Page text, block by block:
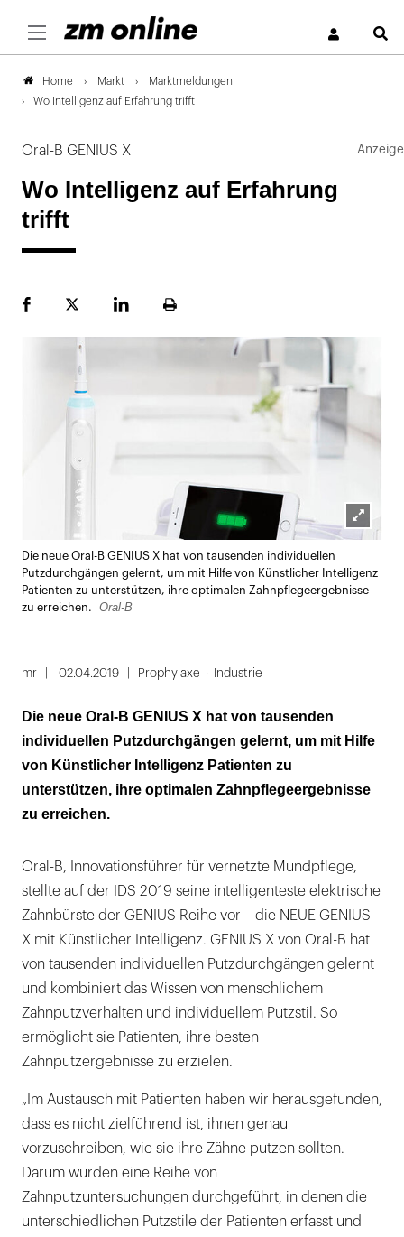
Home Markt
Marktmeldungen
Wo Intelligenz auf Erfahrung trifft
Oral-B GENIUS X
Wo Intelligenz auf Erfahrung
trifft
FacebookPlattformLinekdInSeite
Lightbox
Die neue Oral-B GENIUS X hat von tausenden individuellen
Putzdurchgängen gelernt, um mit Hilfe von Künstlicher Intelligenz
Patienten zu unterstützen, ihre optimalen Zahnpflegeergebnisse
zu erreichen.
Oral-B
mr 02.04.2019 Prophylaxe Industrie
Die neue Oral-B GENIUS X hat von tausenden
individuellen Putzdurchgängen gelernt, um mit Hilfe
von Künstlicher Intelligenz Patienten zu
unterstützen, ihre optimalen Zahnpflegeergebnisse
zu erreichen.
Oral-B, Innovationsführer für vernetzte Mundpflege,
stellte auf der IDS 2019 seine intelligenteste elektrische
Zahnbürste der GENIUS Reihe vor – die NEUE GENIUS
X mit Künstlicher Intelligenz. GENIUS X von Oral-B hat
von tausenden individuellen Putzdurchgängen gelernt
und kombiniert das Wissen von menschlichem
Zahnputzverhalten und individuellem Putzstil. So
ermöglicht sie Patienten, ihre besten
Zahnputzergebnisse zu erzielen.
„Im Austausch mit Patienten haben wir herausgefunden,
dass es nicht zielführend ist, ihnen genau
vorzuschreiben, wie sie ihre Zähne putzen sollten.
Darum wurden eine Reihe von
Zahnputzuntersuchungen durchgeführt, in denen die
unterschiedlichen Putzstile der Patienten erfasst und